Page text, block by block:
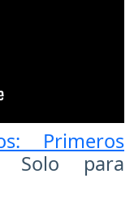
Primeros
Solo para